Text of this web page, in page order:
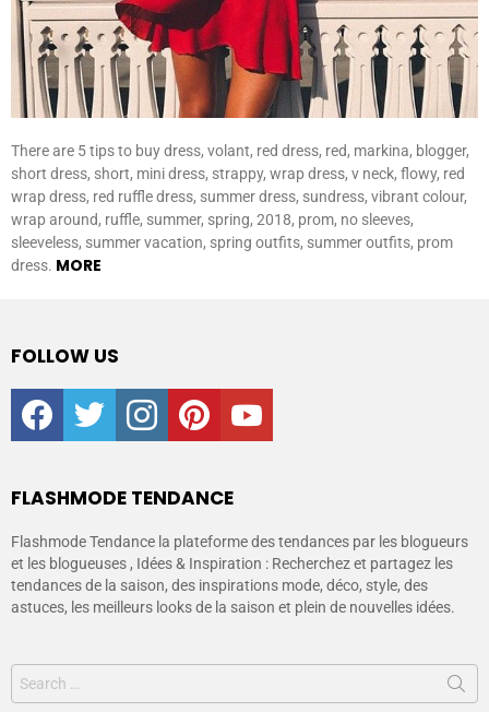
There are 5 tips to buy dress, volant, red dress, red, markina, blogger,
short dress, short, mini dress, strappy, wrap dress, v neck, flowy, red
wrap dress, red ruffle dress, summer dress, sundress, vibrant colour,
wrap around, ruffle, summer, spring, 2018, prom, no sleeves,
sleeveless, summer vacation, spring outfits, summer outfits, prom
dress. MORE
FOLLOW US
facebooktwitter instagrampinterestyoutube
FLASHMODE TENDANCE
Flashmode Tendance la plateforme des tendances par les blogueurs
et les blogueuses , Idées & Inspiration : Recherchez et partagez les
tendances de la saison, des inspirations mode, déco, style, des
astuces, les meilleurs looks de la saison et plein de nouvelles idées.